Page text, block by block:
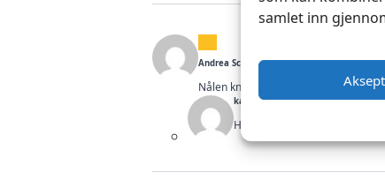
samlet inn
Andrea Schneider(bekreftet eier)–12. januar
Nålen knakk etter ca 20 stikk.
kathrine–26. januar 2026
Hei Andrea, det var kjedelig å